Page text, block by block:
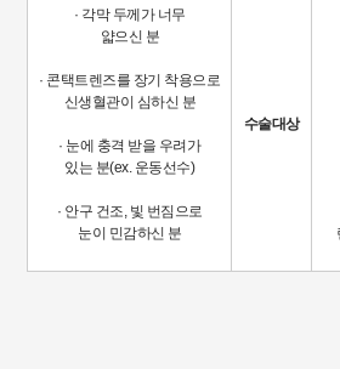
· 각막 두께가 너무
얇으신 분
· 콘택트렌즈를 장기 착용으로
신생혈관이 심하신 분
· 눈에 충격 받을 우려가
있는 분(ex. 운동선수)
· 안구 건조, 빛 번짐으로
눈이 민감하신 분
수술대상